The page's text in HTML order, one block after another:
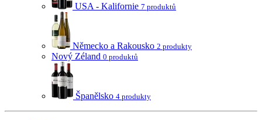
USA - Kalifornie 7 produktů
Německo a Rakousko 2 produkty
Nový Zéland 0 produktů
Španělsko 4 produkty